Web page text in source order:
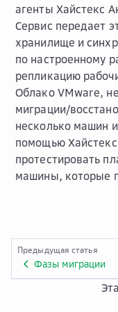
агенты Хайстекс
Сервис передает
хранилище и
по настроенному
репликацию
Облако VMware,
миграции/
несколько машин
помощью
протестировать
машины, которые
Предыдущая статья
Фазы миграции